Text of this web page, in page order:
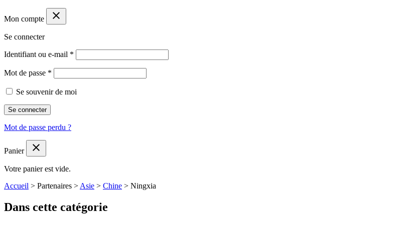
Mon compte close
Se connecter
Identifiant ou e-mail *
Mot de passe *
Se souvenir de moi
Se connecter
Mot de passe perdu ?
Panier close
Votre panier est vide.
Accueil > Partenaires > Asie > Chine > Ningxia
Dans cette catégorie